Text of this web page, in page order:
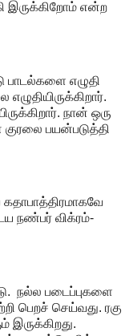
இருக்கிறோம் என்ற
பாடல்களை எழுதி
நான் ஒரு
குரலை பயன்படுத்தி
கதாபாத்திரமாகவே
நண்பர் விக்ரம்-
நல்ல படைப்புகளை
பெறச் செய்வது. ரகு
இருக்கிறது.